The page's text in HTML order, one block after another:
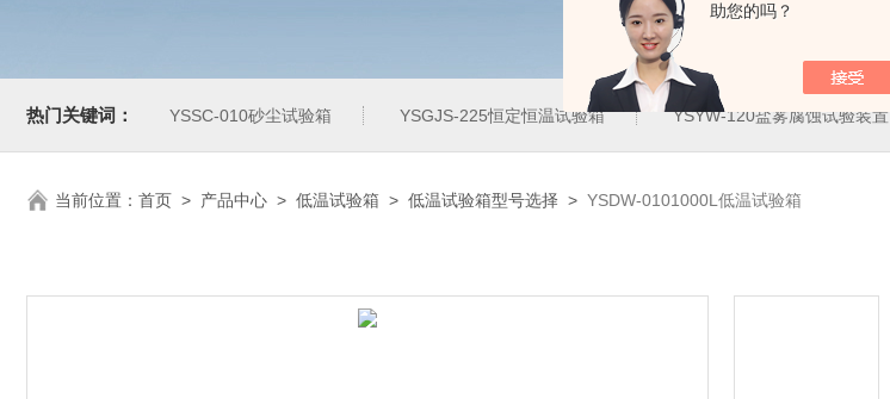
助您的吗？
热门关键词： YSSC-010砂尘试验箱 YSGJS-225恒定恒温试验箱 YSYW-120盐雾腐蚀试验装置
当前位置： 首页 > 产品中心 > 低温试验箱 > 低温试验箱型号选择 > YSDW-0101000L低温试验箱